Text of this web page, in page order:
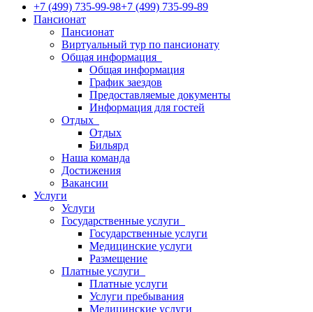
+7 (499) 735-99-98+7 (499) 735-99-89
Пансионат
Пансионат
Виртуальный тур по пансионату
Общая информация
Общая информация
График заездов
Предоставляемые документы
Информация для гостей
Отдых
Отдых
Бильярд
Наша команда
Достижения
Вакансии
Услуги
Услуги
Государственные услуги
Государственные услуги
Медицинские услуги
Размещение
Платные услуги
Платные услуги
Услуги пребывания
Медицинские услуги